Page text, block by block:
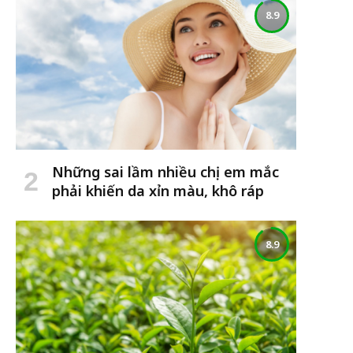
8.9
Những sai lầm nhiều chị em mắc
phải khiến da xỉn màu, khô ráp
8.9